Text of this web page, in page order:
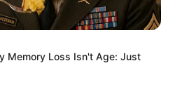
Memory Loss Isn't Age: Just